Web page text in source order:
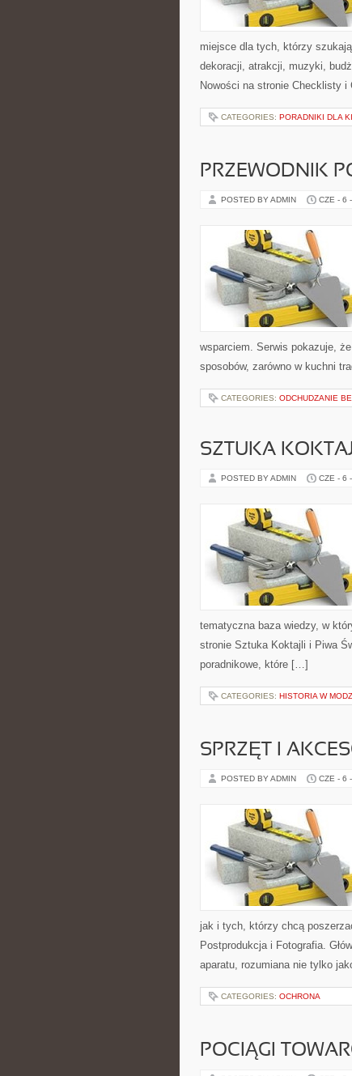
miejsce dla tych, którzy
dekoracji, atrakcji, muzyki,
Nowości na stronie Checklisty
CATEGORIES: PORADNIKI DLA
PRZEWODNIK
POSTED BY ADMIN CZE - 6
wsparciem. Serwis pokazuje,
sposobów, zarówno w kuchni
CATEGORIES: ODCHUDZANIE
SZTUKA
POSTED BY ADMIN CZE - 6
tematyczna baza wiedzy, w
stronie Sztuka Koktajli i Piwa
poradnikowe, które […]
CATEGORIES: HISTORIA W
SPRZĘT I
POSTED BY ADMIN CZE - 6
jak i tych, którzy chcą
Postprodukcja i Fotografia.
aparatu, rozumiana nie tylko
CATEGORIES: OCHRONA
POCIĄGI